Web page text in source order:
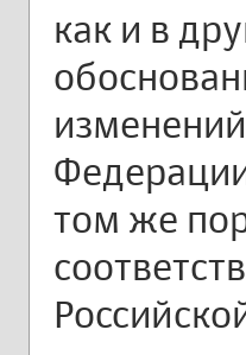
как и в
том же